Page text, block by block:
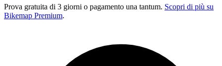
Prova gratuita di 3 giorni o pagamento una tantum. Scopri di più su
Bikemap Premium.